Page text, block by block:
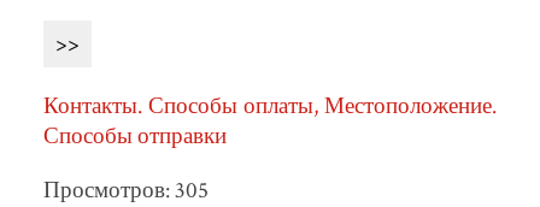
>>
Контакты. Способы оплаты, Местоположение.
Способы отправки
Просмотров: 305